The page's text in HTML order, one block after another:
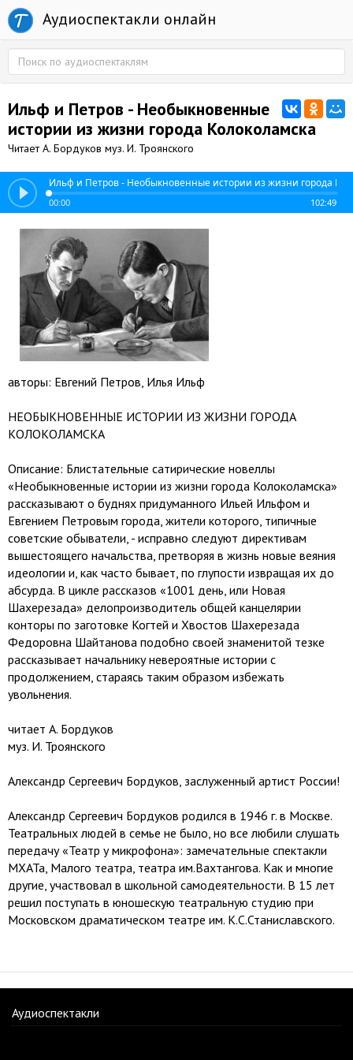
Аудиоспектакли онлайн
Ильф и Петров - Необыкновенные
истории из жизни города Колоколамска
Читает А. Бордуков муз. И. Троянского
Ильф и Петров - Необыкновенные истории из жизни города
00:00 102:49
авторы: Евгений Петров, Илья Ильф
НЕОБЫКНОВЕННЫЕ ИСТОРИИ ИЗ ЖИЗНИ ГОРОДА
КОЛОКОЛАМСКА
Описание: Блистательные сатирические новеллы
«Необыкновенные истории из жизни города Колоколамска»
рассказывают о буднях придуманного Ильей Ильфом и
Евгением Петровым города, жители которого, типичные
советские обыватели, - исправно следуют директивам
вышестоящего начальства, претворяя в жизнь новые веяния
идеологии и, как часто бывает, по глупости извращая их до
абсурда. В цикле рассказов «1001 день, или Новая
Шахерезада» делопроизводитель общей канцелярии
конторы по заготовке Когтей и Хвостов Шахерезада
Федоровна Шайтанова подобно своей знаменитой тезке
рассказывает начальнику невероятные истории с
продолжением, стараясь таким образом избежать
увольнения.
читает А. Бордуков
муз. И. Троянского
Александр Сергеевич Бордуков, заслуженный артист России!
Александр Сергеевич Бордуков родился в 1946 г. в Москве.
Театральных людей в семье не было, но все любили слушать
передачу «Театр у микрофона»: замечательные спектакли
МХАТа, Малого театра, театра им.Вахтангова. Как и многие
другие, участвовал в школьной самодеятельности. В 15 лет
решил поступать в юношескую театральную студию при
Московском драматическом театре им. К.С.Станиславского.
Аудиоспектакли